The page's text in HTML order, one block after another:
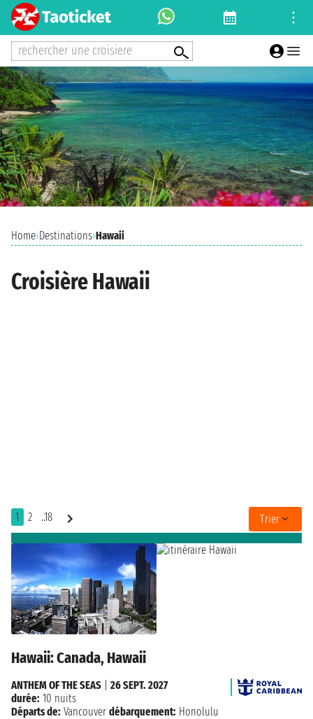
rechercher une croisiere
Home›Destinations›Hawaii
Croisière Hawaii
1 2 ..18 Trier
Hawaii: Canada, Hawaii
ANTHEM OF THE SEAS
26 SEPT. 2027
durée: 10 nuits
Départs de: Vancouver débarquement: Honolulu